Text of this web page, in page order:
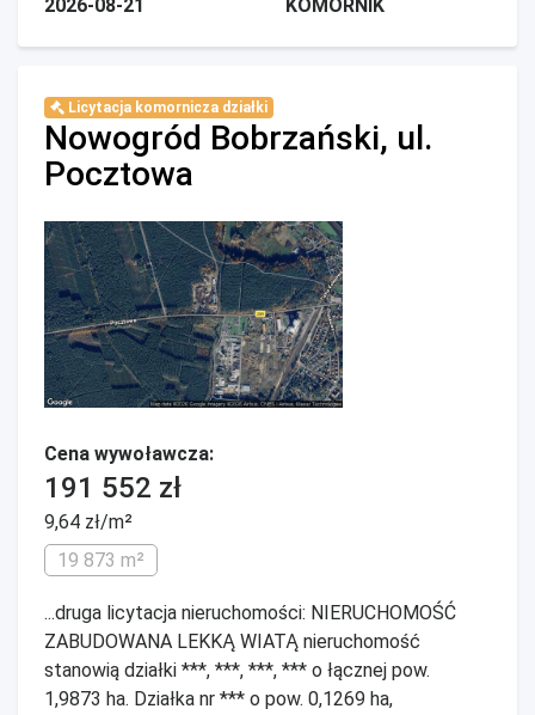
2026-08-21
KOMORNIK
Licytacja komornicza działki
Nowogród Bobrzański, ul.
Pocztowa
Cena wywoławcza:
191 552 zł
9,64 zł/m²
19 873 m²
...druga licytacja nieruchomości: NIERUCHOMOŚĆ
ZABUDOWANA LEKKĄ WIATĄ nieruchomość
stanowią działki ***, ***, ***, *** o łącznej pow.
1,9873 ha. Działka nr *** o pow. 0,1269 ha,